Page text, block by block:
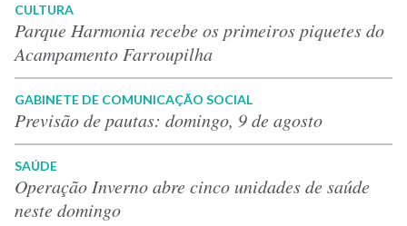
CULTURA
Parque Harmonia recebe os primeiros piquetes do
Acampamento Farroupilha
GABINETE DE COMUNICAÇÃO SOCIAL
Previsão de pautas: domingo, 9 de agosto
SAÚDE
Operação Inverno abre cinco unidades de saúde
neste domingo